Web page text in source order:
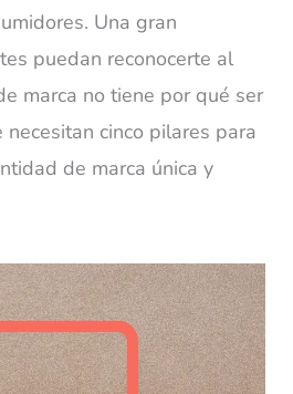
Una gran
puedan reconocerte al
marca no tiene por qué ser
cinco pilares para
de marca única y